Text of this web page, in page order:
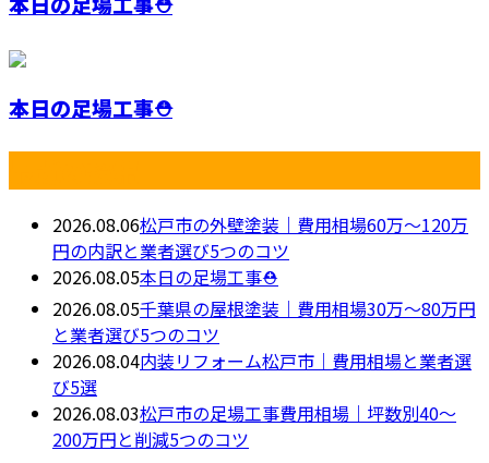
本日の足場工事⛑️
2026.08.06松戸市の外壁塗装｜費用相場60万〜120万
円の内訳と業者選び5つのコツ
2026.08.05本日の足場工事⛑️
2026.08.05千葉県の屋根塗装｜費用相場30万～80万円
と業者選び5つのコツ
2026.08.04内装リフォーム松戸市｜費用相場と業者選
び5選
2026.08.03松戸市の足場工事費用相場｜坪数別40〜
200万円と削減5つのコツ